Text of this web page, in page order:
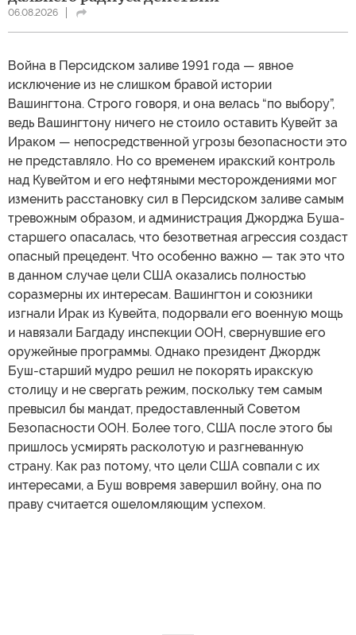
06.08.2026
Война в Персидском заливе 1991 года — явное
исключение из не слишком бравой истории
Вашингтона. Строго говоря, и она велась “по выбору”,
ведь Вашингтону ничего не стоило оставить Кувейт за
Ираком — непосредственной угрозы безопасности это
не представляло. Но со временем иракский контроль
над Кувейтом и его нефтяными месторождениями мог
изменить расстановку сил в Персидском заливе самым
тревожным образом, и администрация Джорджа Буша-
старшего опасалась, что безответная агрессия создаст
опасный прецедент. Что особенно важно — так это что
в данном случае цели США оказались полностью
соразмерны их интересам. Вашингтон и союзники
изгнали Ирак из Кувейта, подорвали его военную мощь
и навязали Багдаду инспекции ООН, свернувшие его
оружейные программы. Однако президент Джордж
Буш-старший мудро решил не покорять иракскую
столицу и не свергать режим, поскольку тем самым
превысил бы мандат, предоставленный Советом
Безопасности ООН. Более того, США после этого бы
пришлось усмирять расколотую и разгневанную
страну. Как раз потому, что цели США совпали с их
интересами, а Буш вовремя завершил войну, она по
праву считается ошеломляющим успехом.